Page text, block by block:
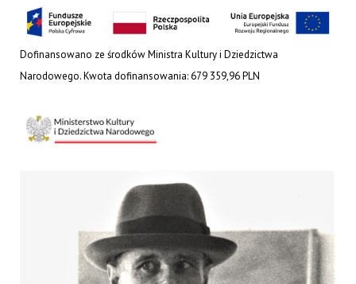
Dofinansowano ze środków Ministra Kultury i Dziedzictwa
Narodowego. Kwota dofinansowania: 679 359,96 PLN